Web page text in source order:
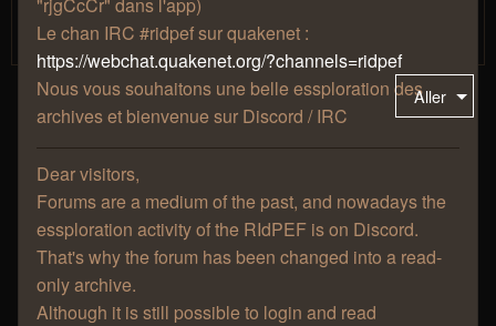
Le chan IRC #ridpef sur quakenet :
https://webchat.quakenet.org/?channels=ridpef
Nous vous souhaitons une belle essploration des
archives et bienvenue sur Discord / IRC
Dear visitors,
Forums are a medium of the past, and nowadays the
essploration activity of the RIdPEF is on Discord.
That's why the forum has been changed into a read-
only archive.
Although it is still possible to login and read
présenter votre collection ou parler de votre jeu du
moment, c'est l'endroit !
Aller